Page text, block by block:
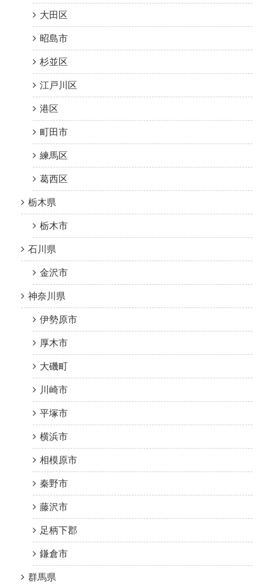
大田区
昭島市
杉並区
江戸川区
港区
町田市
練馬区
葛西区
栃木県
栃木市
石川県
金沢市
神奈川県
伊勢原市
厚木市
大磯町
川崎市
平塚市
横浜市
相模原市
秦野市
藤沢市
足柄下郡
鎌倉市
群馬県